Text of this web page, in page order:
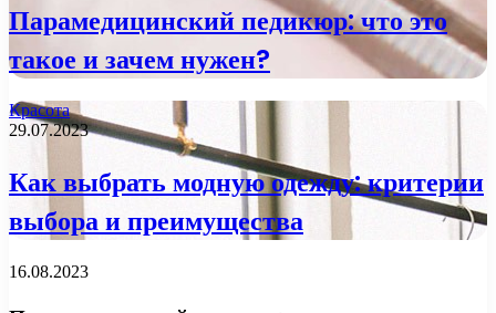
Парамедицинский педикюр: что это
такое и зачем нужен?
Красота
29.07.2023
Как выбрать модную одежду: критерии
выбора и преимущества
16.08.2023